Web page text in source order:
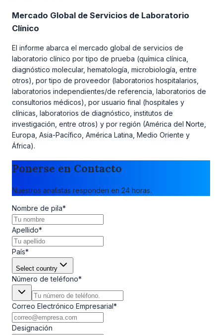
Mercado Global de Servicios de Laboratorio
Clínico
El informe abarca el mercado global de servicios de
laboratorio clínico por tipo de prueba (química clínica,
diagnóstico molecular, hematología, microbiología, entre
otros), por tipo de proveedor (laboratorios hospitalarios,
laboratorios independientes/de referencia, laboratorios de
consultorios médicos), por usuario final (hospitales y
clínicas, laboratorios de diagnóstico, institutos de
investigación, entre otros) y por región (América del Norte,
Europa, Asia-Pacífico, América Latina, Medio Oriente y
África).
Ponerse en Contacto
Nuestros analistas responden en 24 horas.
Nombre de pila*
Apellido*
País*
Select country
Número de teléfono*
Correo Electrónico Empresarial*
Designación